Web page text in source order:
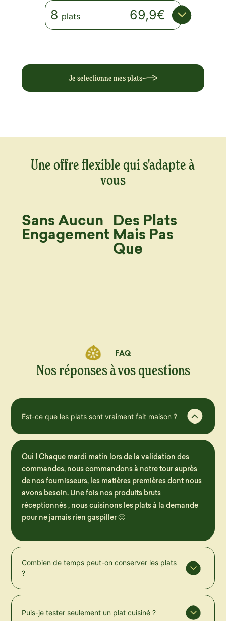
8 plats 69,9€
Je selectionne mes plats
Une offre flexible qui s'adapte à
vous
Sans Aucun
Engagement
Des Plats
Mais Pas
Que
FAQ
Nos réponses à vos questions
Est-ce que les plats sont vraiment fait maison ?
Oui ! Chaque mardi matin lors de la validation des
commandes, nous commandons à notre tour auprès
de nos fournisseurs, les matières premières dont nous
avons besoin. Une fois nos produits bruts
réceptionnés , nous cuisinons les plats à la demande
pour ne jamais rien gaspiller 🙂
Combien de temps peut-on conserver les plats
?
Puis-je tester seulement un plat cuisiné ?